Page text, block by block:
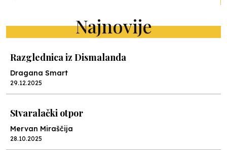
Najnovije
Razglednica iz Dismalanda
Dragana Smart
29.12.2025
Stvaralački otpor
Mervan Miraščija
28.10.2025